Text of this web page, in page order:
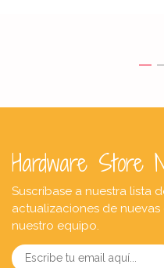
Hardware Store
Suscríbase a nuestra lista
actualizaciones de
nuestro equipo.